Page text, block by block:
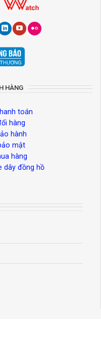
HÀNG
toán
hàng
hành
mật
hàng
dây đồng hồ